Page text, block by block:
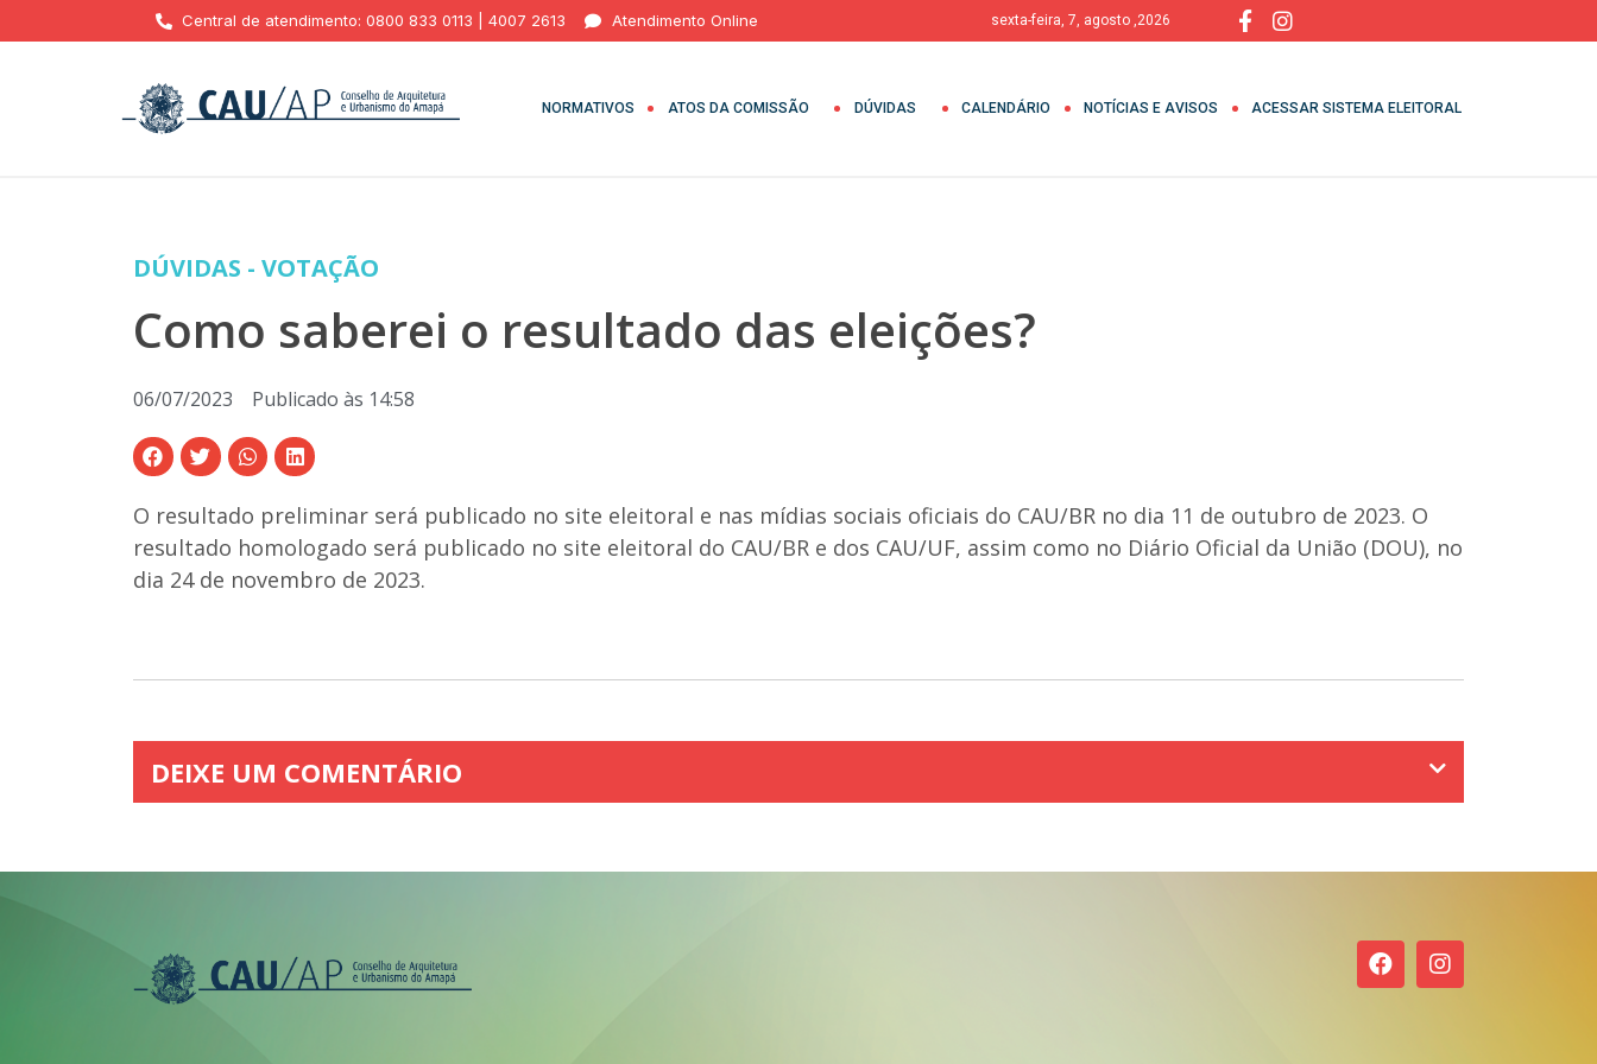
Central de atendimento: 0800 833 0113 | 4007 2613 Atendimento Online sexta-feira, 7, agosto ,2026
NORMATIVOS ATOS DA COMISSÃO DÚVIDAS CALENDÁRIO NOTÍCIAS E AVISOS ACESSAR SISTEMA ELEITORAL
DÚVIDAS - VOTAÇÃO
Como saberei o resultado das eleições?
06/07/2023 Publicado às 14:58
O resultado preliminar será publicado no site eleitoral e nas mídias sociais oficiais do CAU/BR no dia 11 de outubro de 2023. O
resultado homologado será publicado no site eleitoral do CAU/BR e dos CAU/UF, assim como no Diário Oficial da União (DOU), no
dia 24 de novembro de 2023.
DEIXE UM COMENTÁRIO